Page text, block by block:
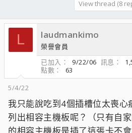
View thread (8
L laudmankimo
榮譽會員
已加入
9/22/06 訊息
點數
63
5/4/22
我只能說吃到4個插槽位太喪心
列出相容主機板呢？（只有自
的相容主機板是插了這張卡不